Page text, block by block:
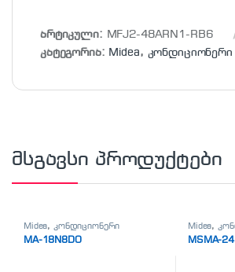
არტიკული: MFJ2-48ARN1-RB6
კატეგორია: Midea, კონდიციონერი
მსგავსი პროდუქტები
Midea,კონდიციონერი
MA-18N8DO
Midea,
MSMA-